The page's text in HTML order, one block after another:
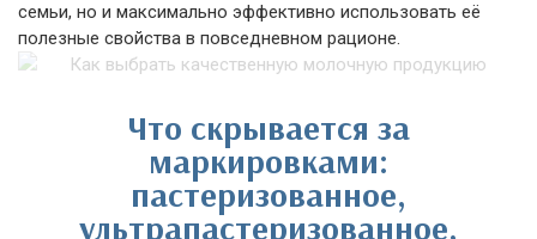
семьи, но и максимально эффективно использовать её
полезные свойства в повседневном рационе.
Что скрывается за
маркировками:
пастеризованное,
ультрапастеризованное,